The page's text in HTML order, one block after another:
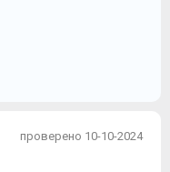
проверено 10-10-2024